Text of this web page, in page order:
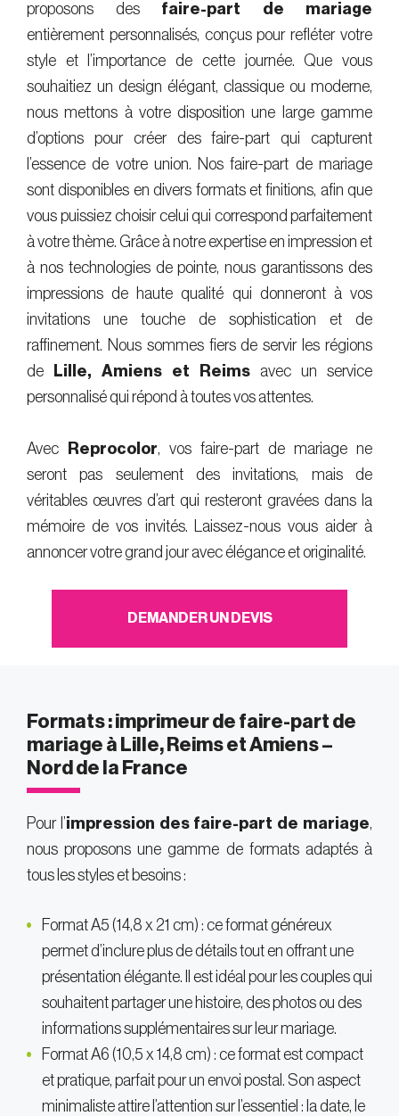
proposons des faire-part de mariage
entièrement personnalisés, conçus pour refléter votre
style et l’importance de cette journée. Que vous
souhaitiez un design élégant, classique ou moderne,
nous mettons à votre disposition une large gamme
d’options pour créer des faire-part qui capturent
l’essence de votre union. Nos faire-part de mariage
sont disponibles en divers formats et finitions, afin que
vous puissiez choisir celui qui correspond parfaitement
à votre thème. Grâce à notre expertise en impression et
à nos technologies de pointe, nous garantissons des
impressions de haute qualité qui donneront à vos
invitations une touche de sophistication et de
raffinement. Nous sommes fiers de servir les régions
de Lille, Amiens et Reims avec un service
personnalisé qui répond à toutes vos attentes.
Avec Reprocolor, vos faire-part de mariage ne
seront pas seulement des invitations, mais de
véritables œuvres d’art qui resteront gravées dans la
mémoire de vos invités. Laissez-nous vous aider à
annoncer votre grand jour avec élégance et originalité.
DEMANDER UN DEVIS
Formats : imprimeur de faire-part de
mariage à Lille, Reims et Amiens –
Nord de la France
Pour l’impression des faire-part de mariage,
nous proposons une gamme de formats adaptés à
tous les styles et besoins :
Format A5 (14,8 x 21 cm) : ce format généreux
permet d’inclure plus de détails tout en offrant une
présentation élégante. Il est idéal pour les couples qui
souhaitent partager une histoire, des photos ou des
informations supplémentaires sur leur mariage.
Format A6 (10,5 x 14,8 cm) : ce format est compact
et pratique, parfait pour un envoi postal. Son aspect
minimaliste attire l’attention sur l’essentiel : la date, le